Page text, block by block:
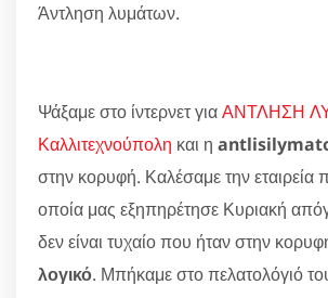
Άντληση λυμάτων.
Ψάξαμε στο ίντερνετ γιαΑΝΤΛΗΣΗ
Καλλιτεχνούπολη και η
στην κορυφή. Καλέσαμε την
οποία μας εξηπηρέτησε Κυριακή
δεν είναι τυχαίο που ήταν στην
λογικό. Μπήκαμε στο πελατολόγιό